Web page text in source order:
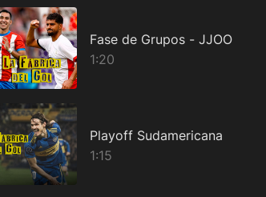
Fase de Grupos - JJOO
1:20
Playoff Sudamericana
1:15